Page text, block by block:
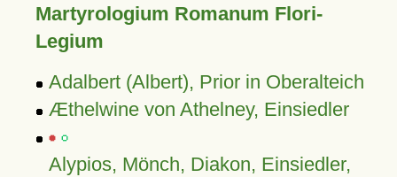
Martyrologium Romanum Flori-
Legium
Adalbert (Albert), Prior in Oberalteich
Æthelwine von Athelney, Einsiedler
Alypios, Mönch, Diakon, Einsiedler,